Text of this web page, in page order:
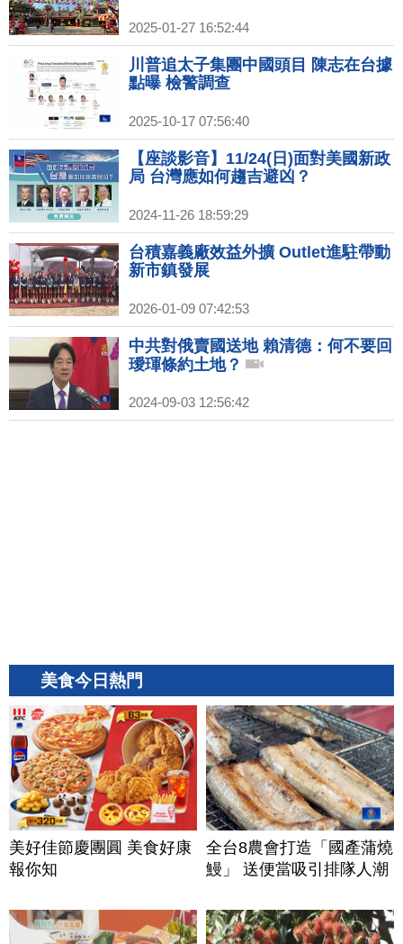
2025-01-27 16:52:44
川普追太子集團中國頭目 陳志在台據
點曝 檢警調查
2025-10-17 07:56:40
【座談影音】11/24(日)面對美國新政
局 台灣應如何趨吉避凶？
2024-11-26 18:59:29
台積嘉義廠效益外擴 Outlet進駐帶動
新市鎮發展
2026-01-09 07:42:53
中共對俄賣國送地 賴清德：何不要回
璦琿條約土地？
2024-09-03 12:56:42
美食今日熱門
美好佳節慶團圓 美食好康
報你知
全台8農會打造「國產蒲燒
鰻」 送便當吸引排隊人潮